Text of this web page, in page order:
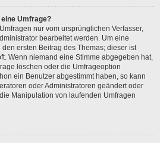
Umfrage?
nur vom ursprünglichen Verfasser,
bearbeitet werden. Um eine
ersten Beitrag des Themas; dieser ist
Wenn niemand eine Stimme abgegeben hat,
löschen oder die Umfrageoption
ein Benutzer abgestimmt haben, so kann
oder Administratoren geändert oder
Manipulation von laufenden Umfragen